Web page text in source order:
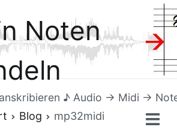
Noten
♪ Audio → Midi →
Blog mp32midi